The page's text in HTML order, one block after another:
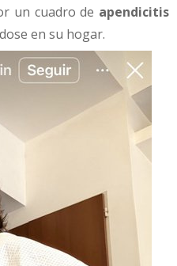
un cuadro de apendicitis
en su hogar.